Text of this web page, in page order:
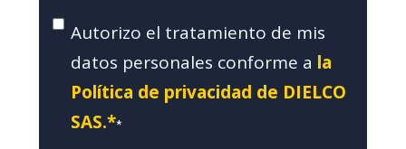
Autorizo el tratamiento de mis
datos personales conforme a la
Política de privacidad de DIELCO
SAS.**